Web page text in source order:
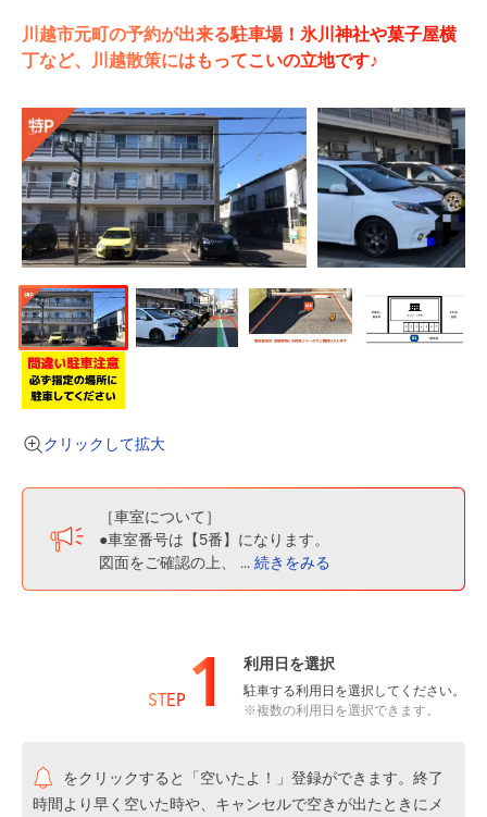
川越市元町の予約が出来る駐車場！氷川神社や菓子屋横
丁など、川越散策にはもってこいの立地です♪
クリックして拡大
［車室について］
●車室番号は【5番】になります。
図面をご確認の上、
... 続きをみる
STEP 1 利用日を選択
駐車する利用日を選択してください。
※複数の利用日を選択できます。
をクリックすると「空いたよ！」登録ができます。終了
時間より早く空いた時や、キャンセルで空きが出たときにメ